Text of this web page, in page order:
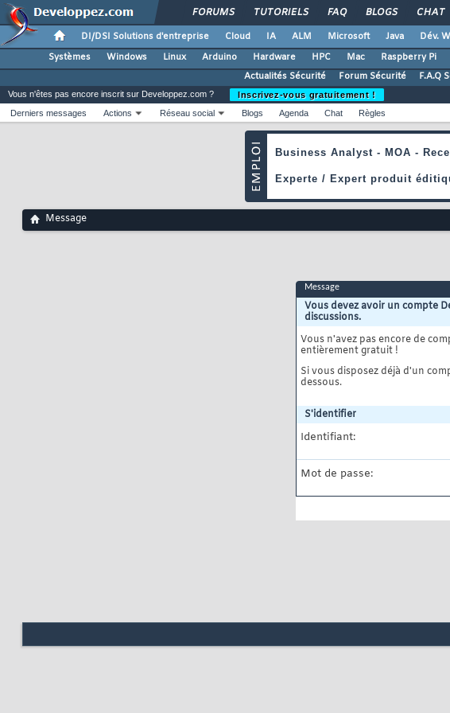
FORUMS TUTORIELS FAQ BLOGS CHAT
DI/DSI Solutions d'entreprise Cloud IA ALM Microsoft Java Dév.
Systèmes
Windows Linux Arduino Hardware HPC Mac Raspberry Pi
Actualités Sécurité
Forum Sécurité F.A.Q
Vous n'êtes pas encore inscrit sur Developpez.com ?
Inscrivez-vous gratuitement !
Derniers messages
Actions Réseau social Blogs Agenda Chat Règles
Message
Message
Vous devez avoir un compte
discussions.
Vous n'avez pas encore de
entièrement gratuit !
Si vous disposez déjà d'un
dessous.
S'identifier
Identifiant:
Mot de passe: